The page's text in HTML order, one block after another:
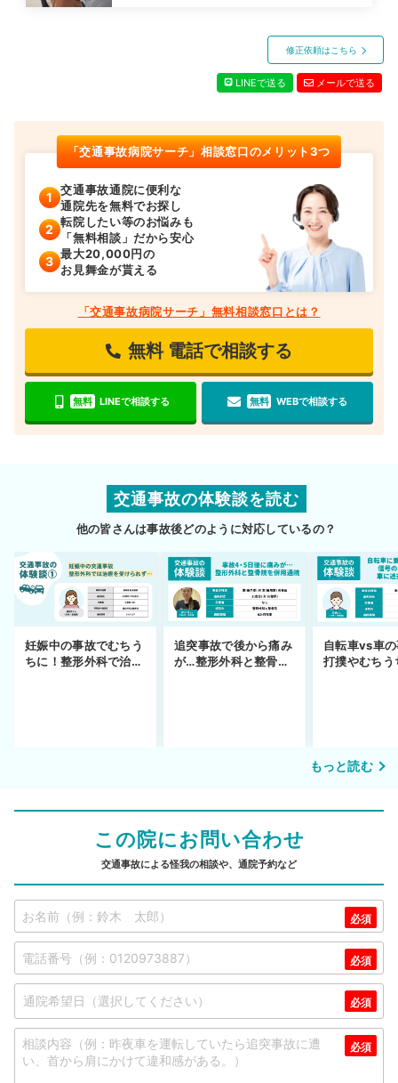
修正依頼はこちら
LINEで送る メールで送る
「交通事故病院サーチ」相談窓口のメリット3つ
交通事故通院に便利な
通院先を無料でお探し
転院したい等のお悩みも
「無料相談」だから安心
最大20,000円の
お見舞金が貰える
「交通事故病院サーチ」無料相談窓口とは？
無料 電話で相談する
無料 LINEで相談する 無料 WEBで相談する
交通事故の体験談を読む
他の皆さんは事故後どのように対応しているの？
妊娠中の事故でむちう
ちに！整形外科で治療
追突事故で後から痛み
が…整形外科と整骨院
自転車vs車
打撲やむちう
もっと読む
この院にお問い合わせ
交通事故による怪我の相談や、通院予約など